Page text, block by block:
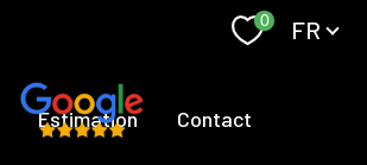
0 FR
Estimation Contact